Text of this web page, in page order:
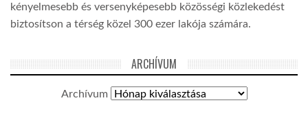
kényelmesebb és versenyképesebb közösségi közlekedést
biztosítson a térség közel 300 ezer lakója számára.
ARCHÍVUM
Archívum